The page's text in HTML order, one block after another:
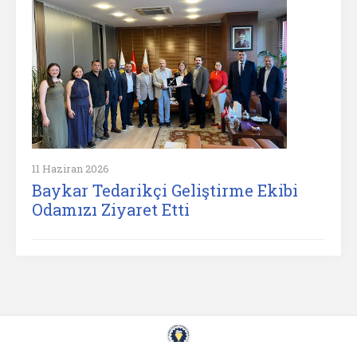
11 Haziran 2026
Baykar Tedarikçi Geliştirme Ekibi
Odamızı Ziyaret Etti